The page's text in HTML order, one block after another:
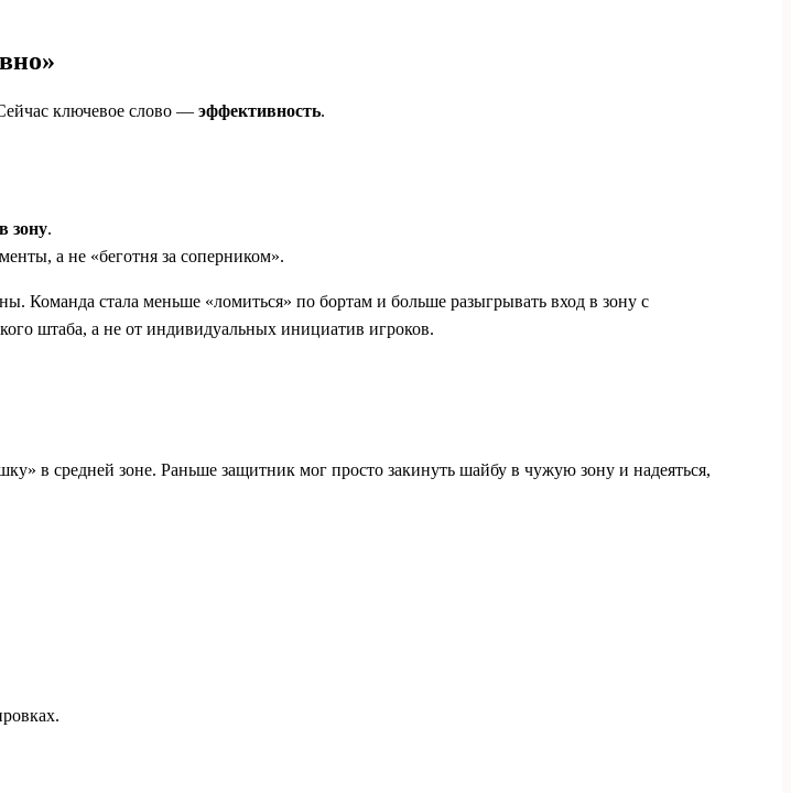
ключевое слово — эффективность.
зону.
а не «беготня за соперником».
Команда стала меньше «ломиться» по бортам и больше разыгрывать вход в зону с
штаба, а не от индивидуальных инициатив игроков.
в средней зоне. Раньше защитник мог просто закинуть шайбу в чужую зону и надеяться,